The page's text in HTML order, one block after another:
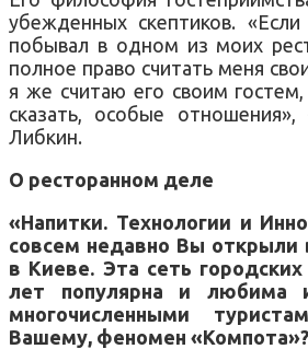
убежденных скептиков.
побывал в одном из моих
полное право считать меня
я же считаю его своим
сказать, особые
Либкин.
О ресторанном деле
«Напитки. Технологии и
совсем недавно Вы открыли
в Киеве. Эта сеть
лет популярна и любима
многочисленными
Вашему, феномен «Компота»?